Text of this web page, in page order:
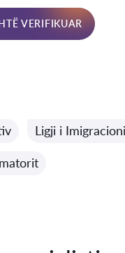
VERIFIKUAR
Ligji i